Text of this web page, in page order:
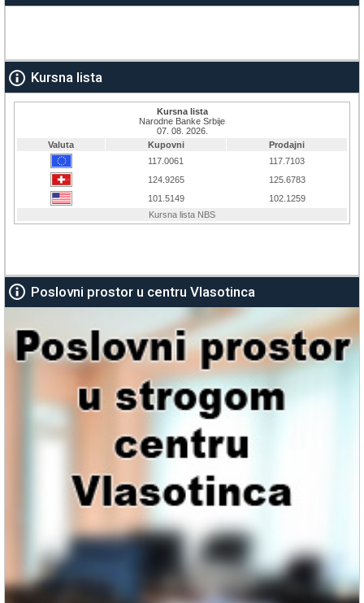
Kursna lista
Poslovni prostor u centru Vlasotinca